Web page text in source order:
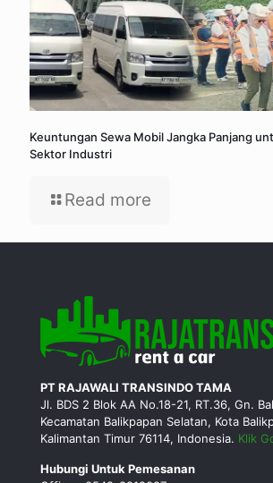
Keuntungan Sewa Mobil Jangka Panjang
Sektor Industri
Read more
PT RAJAWALI TRANSINDO TAMA
Jl. BDS 2 Blok AA No.18-21, RT.36, Gn.
Kecamatan Balikpapan Selatan, Kota
Kalimantan Timur 76114, Indonesia. Klik
Hubungi Untuk Pemesanan